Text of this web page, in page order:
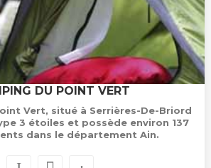
DU POINT VERT
Vert, situé à Serrières-De-Briord
3 étoiles et possède environ 137
dans le département Ain.